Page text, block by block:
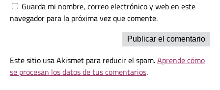
Guarda mi nombre, correo electrónico y web en este
navegador para la próxima vez que comente.
Este sitio usa Akismet para reducir el spam.Aprende cómo
se procesan los datos de tus comentarios.